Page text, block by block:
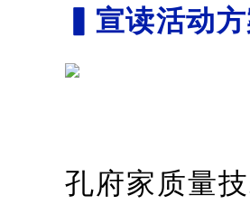
▍宣读活动
孔府家质量